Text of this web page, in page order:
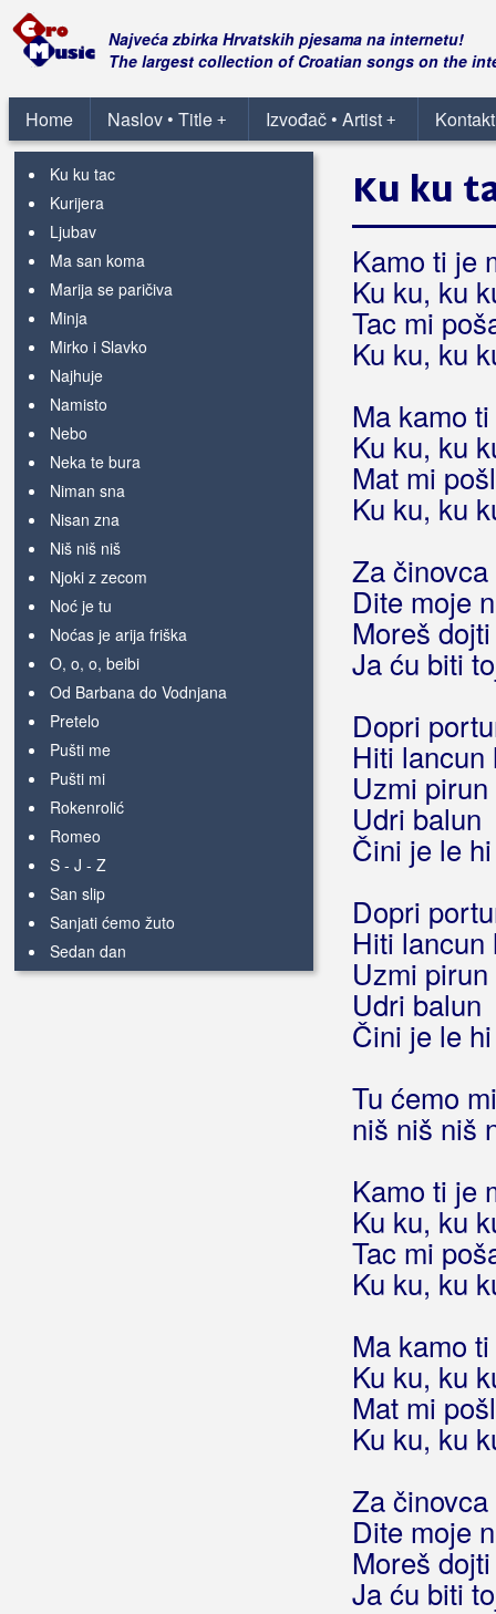
Najveća zbirka Hrvatskih pjesama na internetu!
The largest collection of Croatian songs on the
Home +
Naslov • Title +
Izvođač • Artist
Kamo sada pojti
Katarina
Ki mi je vrag Ana
Kolombina
Ku ku tac
Kurijera
Ljubav
Ma san koma
Marija se paričiva
Minja
Mirko i Slavko
Najhuje
Namisto
Nebo
Neka te bura
Niman sna
Nisan zna
Niš niš niš
Njoki z zecom
Noć je tu
Noćas je arija friška
O, o, o, beibi
Od Barbana do Vodnjana
Pretelo
Pušti me
Pušti mi
Rokenrolić
Romeo
S - J - Z
San slip
Sanjati ćemo žuto
Sedan dan
Sinoć san ubraca grdo
Ku ku
Kamo ti je
Ku ku, ku
Tac mi
Ku ku, ku
Ma kamo
Ku ku, ku
Mat mi
Ku ku, ku
Za
Dite moje
Moreš
Ja ću biti
Dopri
Hiti lancun
Uzmi
Udri balun
Čini je le
Dopri
Hiti lancun
Uzmi
Udri balun
Čini je le
Tu ćemo
niš niš niš
Kamo ti je
Ku ku, ku
Tac mi
Ku ku, ku
Ma kamo
Ku ku, ku
Mat mi
Ku ku, ku
Za
Dite moje
Moreš
Ja ću biti